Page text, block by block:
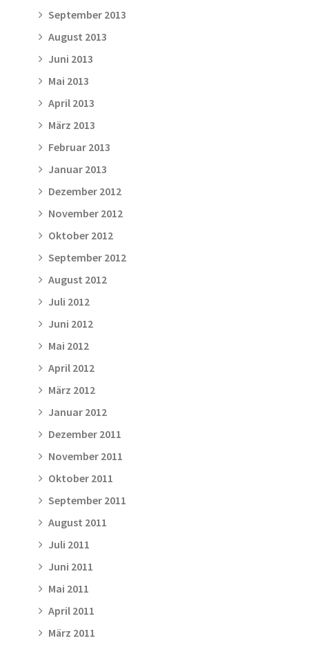
September 2013
August 2013
Juni 2013
Mai 2013
April 2013
März 2013
Februar 2013
Januar 2013
Dezember 2012
November 2012
Oktober 2012
September 2012
August 2012
Juli 2012
Juni 2012
Mai 2012
April 2012
März 2012
Januar 2012
Dezember 2011
November 2011
Oktober 2011
September 2011
August 2011
Juli 2011
Juni 2011
Mai 2011
April 2011
März 2011